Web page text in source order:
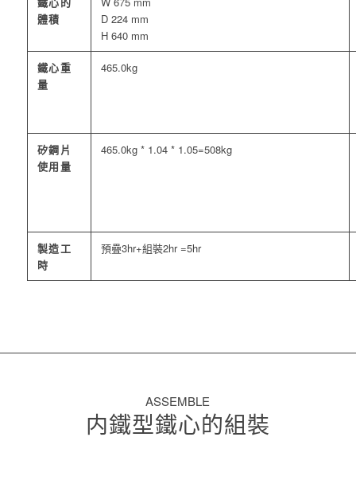
體積
D 224 mm
H 640 mm
鐵心重
量
465.0kg
矽鋼片
使用量
465.0kg * 1.04 * 1.05=508kg
製造工
時
預疊3hr+組裝2hr =5hr
ASSEMBLE
内鐵型鐵心的組裝